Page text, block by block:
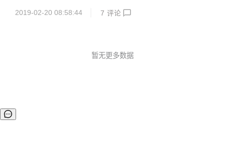
应运而生。 AWTK 全称为 Toolkit AnyWhere，是 ZLG 倾心
要特色： 开源免费，使用无拘束； 支持纯 C 语言编程，使用
2019-02-20 08:58:44 7 评论
暂无更多数据